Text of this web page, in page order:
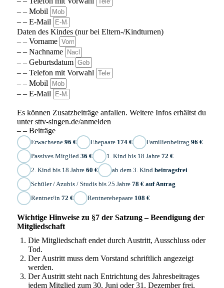
– – Mobil
– – E-Mail
Daten des Kindes (nur bei Eltern-/Kindturnen)
– – Vorname
– – Nachname
– – Geburtsdatum
– – Telefon mit Vorwahl
– – Mobil
– – E-Mail
Es können Zusatzbeiträge anfallen. Weitere Infos erhältst du
unter sttv-singen.de/anmelden
– – Beiträge
Erwachsene 96 € Ehepaare 174 € Familienbeitrag 96 €
Passives Mitglied 36 € 1. Kind bis 18 Jahre 72 €
2. Kind bis 18 Jahre 60 € ab dem 3. Kind beitragsfrei
Schüler / Azubis / Studis bis 25 Jahre 78 € auf Antrag
Rentner/in 72 € Rentnerehepaare 108 €
Wichtige Hinweise zu §7 der Satzung – Beendigung der
Mitgliedschaft
Die Mitgliedschaft endet durch Austritt, Ausschluss oder
Tod.
Der Austritt muss dem Vorstand schriftlich angezeigt
werden.
Der Austritt steht nach Entrichtung des Jahresbeitrages
jedem Mitglied zum 30. Juni oder 31. Dezember frei.